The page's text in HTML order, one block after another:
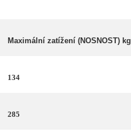
Maximální zatížení (NOSNOST) kg
134
285